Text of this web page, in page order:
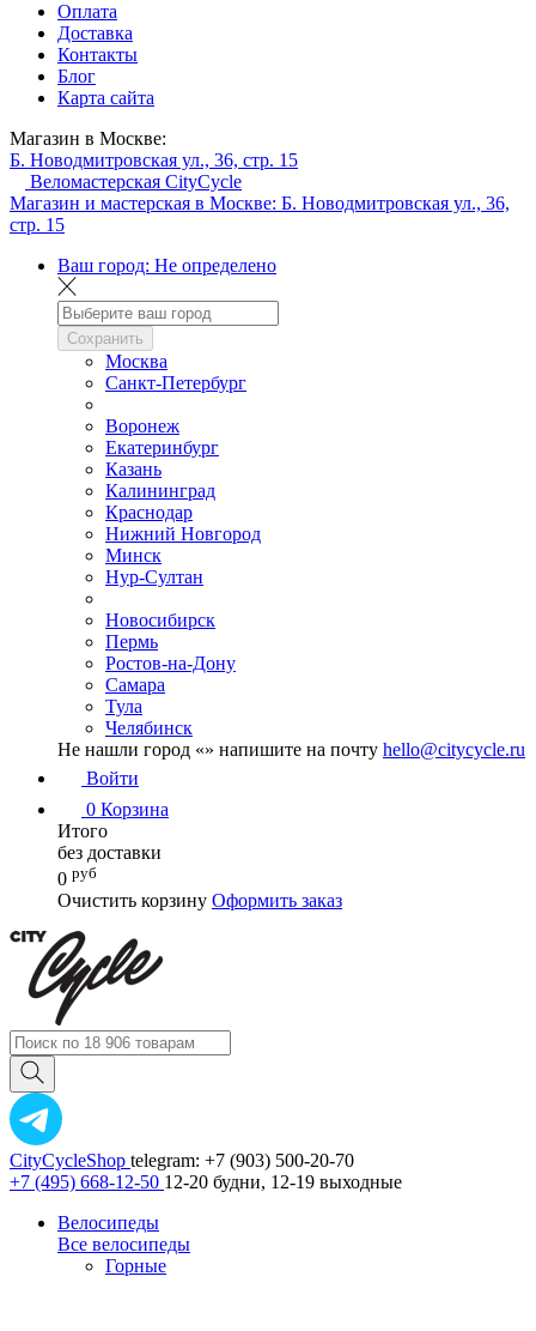
Оплата
Доставка
Контакты
Блог
Карта сайта
Магазин в Москве:
Б. Новодмитровская ул., 36, стр. 15
Веломастерская CityCycle
Магазин и мастерская в Москве: Б. Новодмитровская ул., 36,
стр. 15
Ваш город: Не определено
Сохранить
Москва
Санкт-Петербург
Воронеж
Екатеринбург
Казань
Калининград
Краснодар
Нижний Новгород
Минск
Нур-Султан
Новосибирск
Пермь
Ростов-на-Дону
Самара
Тула
Челябинск
Не нашли город «» напишите на почту hello@citycycle.ru
Войти
0 Корзина
Итого
без доставки
0 руб
Очистить корзину Оформить заказ
CityCycleShop telegram: +7 (903) 500-20-70
+7 (495) 668-12-50 12-20 будни, 12-19 выходные
Велосипеды
Все велосипеды
Горные